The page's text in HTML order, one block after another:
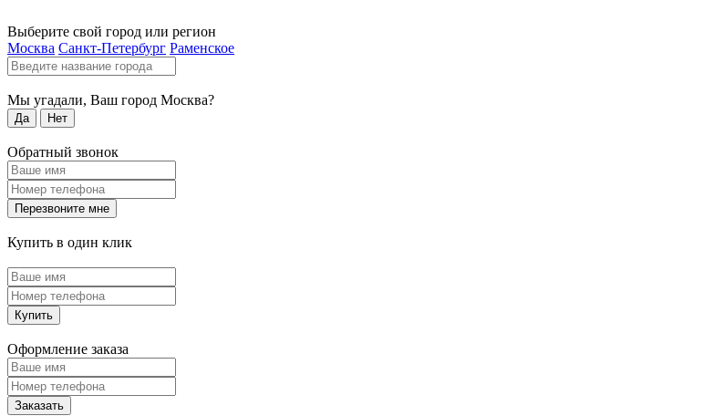
Выберите свой город или регион
Москва Санкт-Петербург Раменское
Мы угадали, Ваш город Москва?
Да Нет
Обратный звонок
Перезвоните мне
Купить в один клик
Купить
Оформление заказа
Заказать